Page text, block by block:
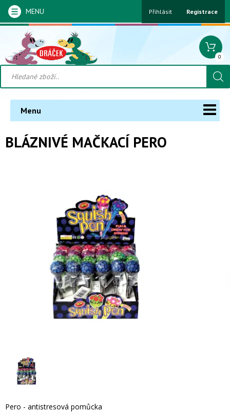
MENU Přihlásit Registrace
0
Menu
BLÁZNIVÉ MAČKACÍ PERO
Pero - antistresová pomůcka